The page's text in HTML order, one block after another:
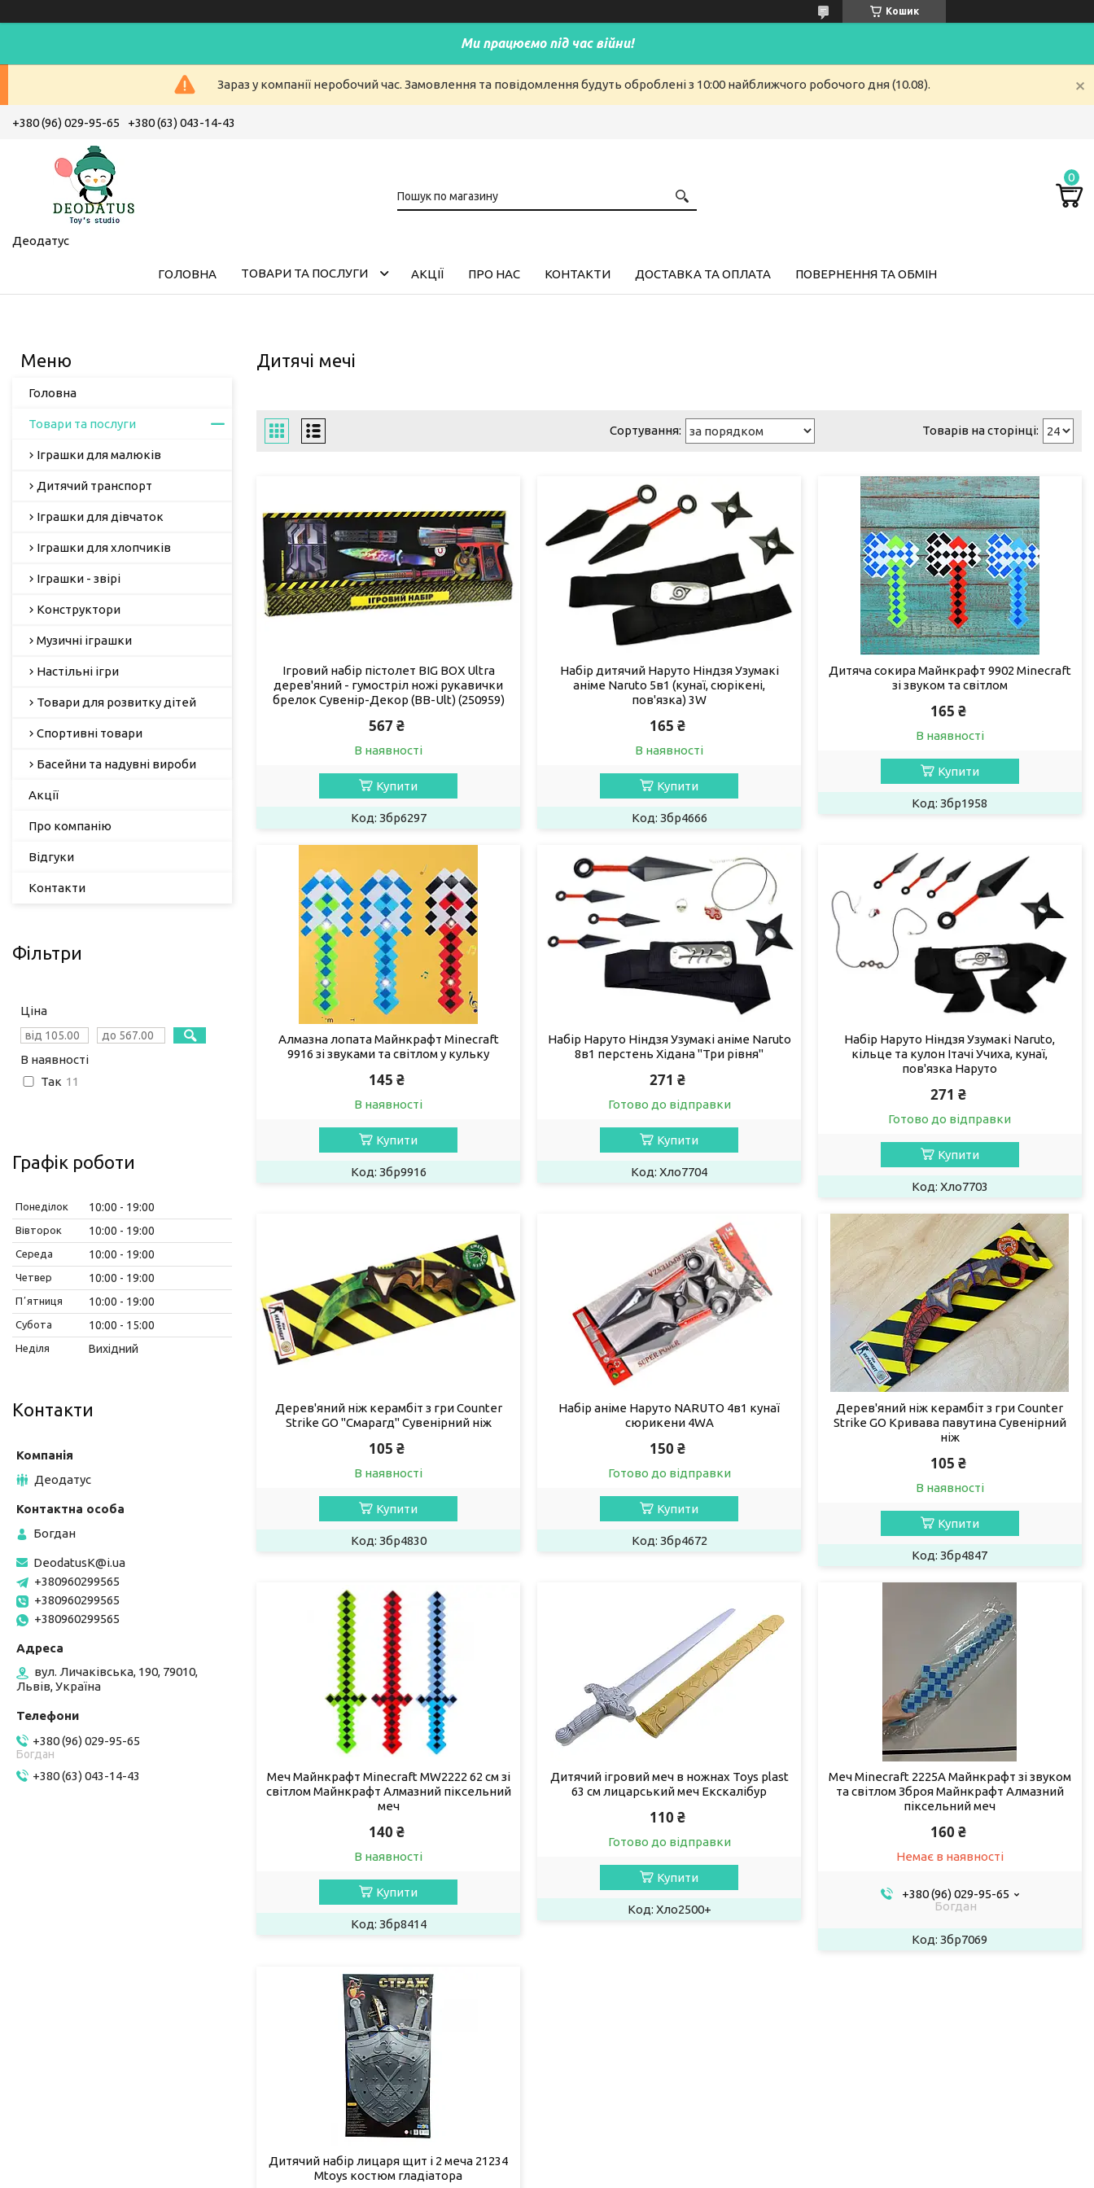
Кошик
Ми працюємо під час війни!
Зараз у компанії неробочий час. Замовлення та повідомлення будуть оброблені з 10:00 найближчого робочого дня (10.08).
+380 (96) 029-95-65 +380 (63) 043-14-43
Деодатус
ГОЛОВНА ТОВАРИ ТА ПОСЛУГИ АКЦІЇ ПРО НАС КОНТАКТИ ДОСТАВКА ТА ОПЛАТА ПОВЕРНЕННЯ ТА ОБМІН
Дитячі мечі
Ігровий набір пістолет BIG BOX Ultra
дерев'яний - гумостріл ножі рукавички
брелок Сувенір-Декор (BB-Ult) (250959)
567 ₴
В наявності
Купити
Збр6297
Набір дитячий Наруто Ніндзя Узумакі
аніме Naruto 5в1 (кунаї, сюрікені,
пов'язка) 3W
165 ₴
В наявності
Купити
Збр4666
Дитяча сокира Майнкрафт 9902 Minecraft
зі звуком та світлом
165 ₴
В наявності
Купити
Збр1958
Алмазна лопата Майнкрафт Minecraft
9916 зі звуками та світлом у кульку
145 ₴
В наявності
Купити
Збр9916
Набір Наруто Ніндзя Узумакі аніме Naruto
8в1 перстень Хідана "Три рівня"
271 ₴
Готово до відправки
Купити
Хло7704
Набір Наруто Ніндзя Узумакі Naruto,
кільце та кулон Ітачі Учиха, кунаї,
пов'язка Наруто
271 ₴
Готово до відправки
Купити
Хло7703
Дерев'яний ніж керамбіт з гри Counter
Strike GO "Смарагд" Сувенірний ніж
105 ₴
В наявності
Купити
Збр4830
Набір аніме Наруто NARUTO 4в1 кунаї
сюрикени 4WA
150 ₴
Готово до відправки
Купити
Збр4672
Дерев'яний ніж керамбіт з гри Counter
Strike GO Кривава павутина Сувенірний
ніж
105 ₴
В наявності
Купити
Збр4847
Меч Майнкрафт Minecraft MW2222 62 см зі
світлом Майнкрафт Алмазний піксельний
меч
140 ₴
В наявності
Купити
Збр8414
Дитячий ігровий меч в ножнах Toys plast
63 см лицарський меч Екскалібур
110 ₴
Готово до відправки
Купити
Хло2500+
Меч Minecraft 2225A Майнкрафт зі звуком
та світлом Зброя Майнкрафт Алмазний
піксельний меч
160 ₴
Немає в наявності
+380 (96) 029-95-65
Богдан
Збр7069
Дитячий набір лицаря щит і 2 меча 21234
Mtoys костюм гладіатора
Головна
Товари та послуги
Іграшки для малюків
Дитячий транспорт
Іграшки для дівчаток
Іграшки для хлопчиків
Іграшки - звірі
Конструктори
Музичні іграшки
Настільні ігри
Товари для розвитку дітей
Спортивні товари
Басейни та надувні вироби
Акції
Про компанію
Відгуки
Контакти
Фільтри
Ціна
В наявності
Так 11
Графік роботи
Понеділок 10:00 19:00
Вівторок 10:00 19:00
Середа 10:00 19:00
Четвер 10:00 19:00
Пʼятниця 10:00 19:00
Субота 10:00 15:00
Неділя Вихідний
Контакти
Деодатус
Богдан
DeodatusK@i.ua
+380960299565
+380960299565
+380960299565
вул. Личаківська, 190, 79010,
Львів, Україна
+380 (96) 029-95-65
Богдан
+380 (63) 043-14-43